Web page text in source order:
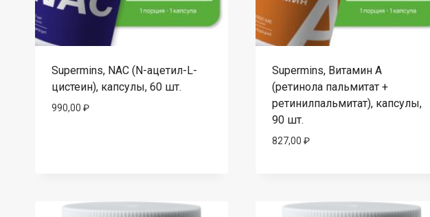
Supermins, NAC (N-ацетил-L-
цистеин), капсулы, 60 шт.
990,00 ₽
Supermins, Витамин A
(ретинола пальмитат +
ретинилпальмитат), капсулы,
90 шт.
827,00 ₽